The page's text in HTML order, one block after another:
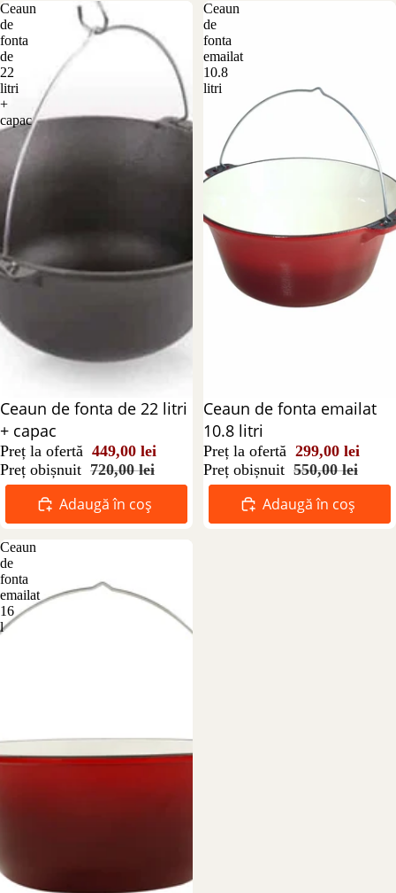
Ceaun
de
fonta
de
22
litri
+
capac
Reducere 38%
Ceaun de fonta de 22 litri
+ capac
Preț la ofertă 449,00 lei
Preț obișnuit 720,00 lei
Adaugă în coș
Ceaun
de
fonta
emailat
10.8
litri
Reducere 46%
Ceaun de fonta emailat
10.8 litri
Preț la ofertă 299,00 lei
Preț obișnuit 550,00 lei
Adaugă în coș
Ceaun
de
fonta
emailat
16
l